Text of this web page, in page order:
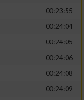
00:23:55
00:24:04
00:24:05
00:24:06
00:24:08
00:24:09